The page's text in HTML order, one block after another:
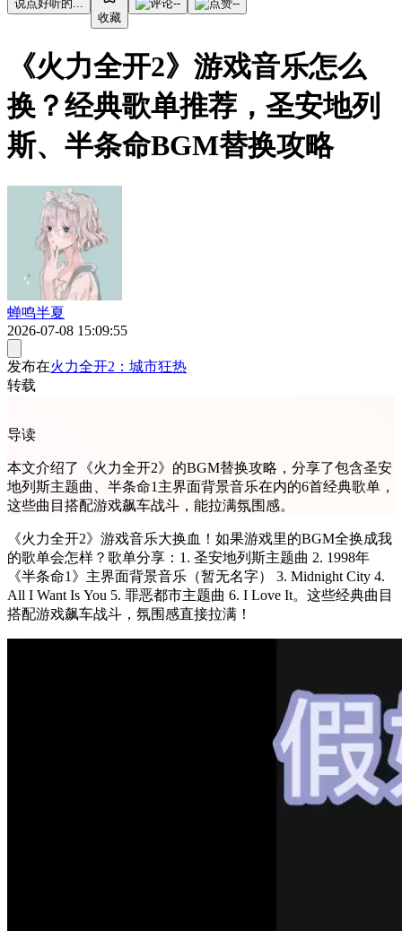
说点好听的...
收藏
-- --
《火力全开2》游戏音乐怎么
换？经典歌单推荐，圣安地列
斯、半条命BGM替换攻略
蝉鸣半夏
2026-07-08 15:09:55
发布在火力全开2：城市狂热
转载
导读
本文介绍了《火力全开2》的BGM替换攻略，分享了包含圣安
地列斯主题曲、半条命1主界面背景音乐在内的6首经典歌单，
这些曲目搭配游戏飙车战斗，能拉满氛围感。
《火力全开2》游戏音乐大换血！如果游戏里的BGM全换成我
的歌单会怎样？歌单分享：1. 圣安地列斯主题曲 2. 1998年
《半条命1》主界面背景音乐（暂无名字） 3. Midnight City 4.
All I Want Is You 5. 罪恶都市主题曲 6. I Love It。这些经典曲目
搭配游戏飙车战斗，氛围感直接拉满！